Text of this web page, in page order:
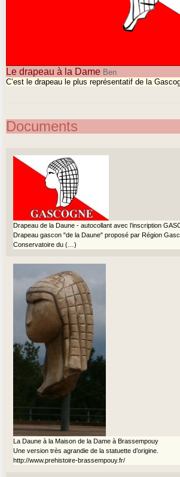
Le drapeau à la Dame Ben
C’est le drapeau le plus représentatif de la
Documents
Drapeau de la Daune - autocollant avec l’inscription
Drapeau gascon "de la Daune" proposé par Région
Conservatoire du (…)
La Daune à la Maison de la Dame à Brassempouy
Une version très agrandie de la statuette d’origine.
http://www.prehistoire-brassempouy.fr/